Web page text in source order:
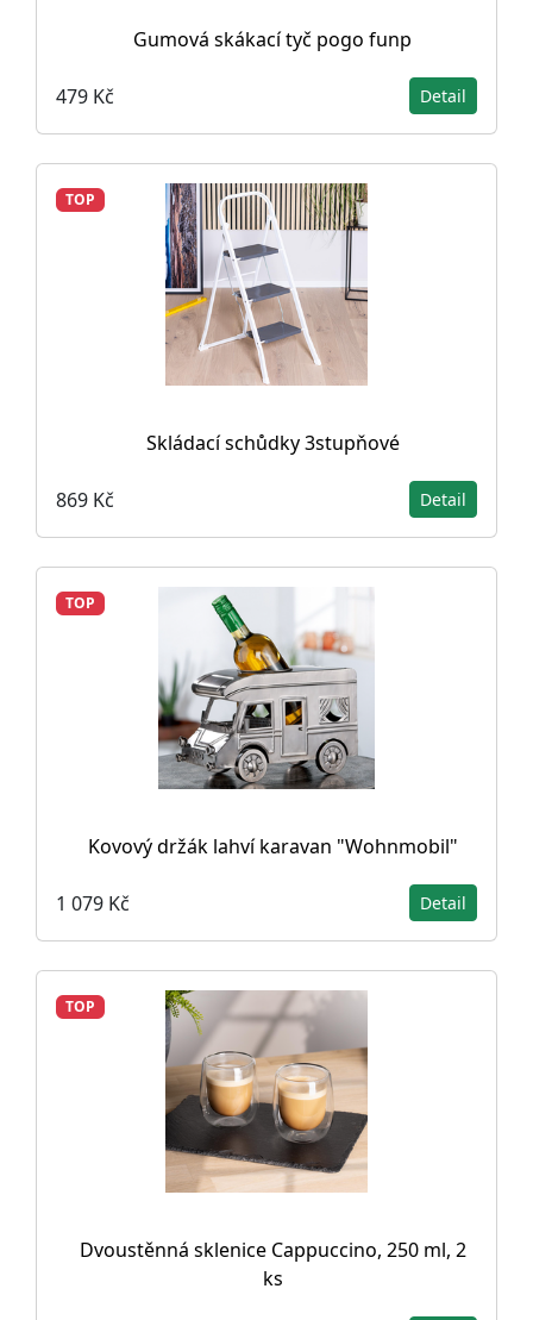
Gumová skákací tyč pogo funp
479 Kč Detail
TOP
Skládací schůdky 3stupňové
869 Kč Detail
TOP
Kovový držák lahví karavan "Wohnmobil"
1 079 Kč Detail
TOP
Dvoustěnná sklenice Cappuccino, 250 ml, 2
ks